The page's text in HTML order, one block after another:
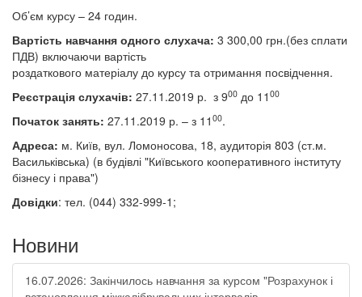
Об’єм курсу – 24 годин.
Вартість навчання одного слухача: 3 300,00 грн.(без сплати
ПДВ) включаючи вартість
роздаткового матеріалу до курсу та отримання посвідчення.
Реєстрація слухачів: 27.11.2019 р. з 900 до 11 00
Початок занять: 27.11.2019 р. – з 11 00.
Адреса: м. Київ, вул. Ломоносова, 18, аудиторія 803 (ст.м.
Васильківська) (в будівлі "Київського кооперативного інституту
бізнесу і права")
Довідки: тел. (044) 332-999-1;
Новини
16.07.2026: Закінчилось навчання за курсом "Розрахунок і